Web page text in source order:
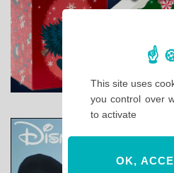
This site uses
you control over
to activate
OK,